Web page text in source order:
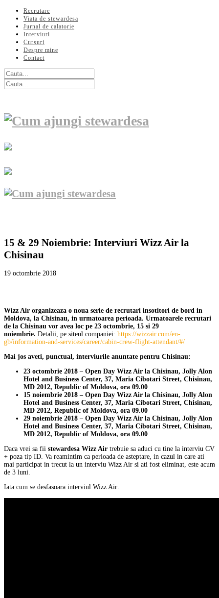
Recrutare
Viata de stewardesa
Jurnal de calatorie
Interviuri
Cursuri
Despre mine
Contact
15 & 29 Noiembrie: Interviuri Wizz Air la
Chisinau
19 octombrie 2018
Wizz Air organizeaza o noua serie de recrutari insotitori de bord in
Moldova, la Chisinau, in urmatoarea perioada. Urmatoarele recrutari
de la Chisinau vor avea loc pe 23 octombrie, 15 si 29
noiembrie. Detalii, pe siteul companiei: https://wizzair.com/en-
gb/information-and-services/career/cabin-crew-flight-attendant/#/
Mai jos aveti, punctual, interviurile anuntate pentru Chisinau:
23 octombrie 2018 – Open Day Wizz Air la Chisinau, Jolly Alon
Hotel and Business Center, 37, Maria Cibotari Street, Chisinau,
MD 2012, Republic of Moldova, ora 09.00
15 noiembrie 2018 – Open Day Wizz Air la Chisinau, Jolly Alon
Hotel and Business Center, 37, Maria Cibotari Street, Chisinau,
MD 2012, Republic of Moldova, ora 09.00
29 noiembrie 2018 – Open Day Wizz Air la Chisinau, Jolly Alon
Hotel and Business Center, 37, Maria Cibotari Street, Chisinau,
MD 2012, Republic of Moldova, ora 09.00
Daca vrei sa fii stewardesa Wizz Air trebuie sa aduci cu tine la interviu CV
+ poza tip ID. Va reamintim ca perioada de asteptare, in cazul in care ati
mai participat in trecut la un interviu Wizz Air si ati fost eliminat, este acum
de 3 luni.
Iata cum se desfasoara interviul Wizz Air: